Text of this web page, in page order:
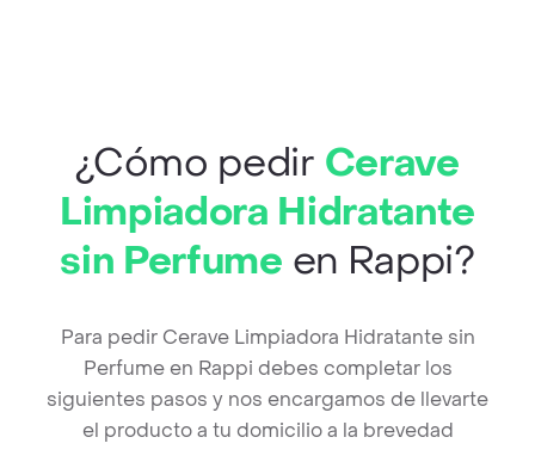
¿Cómo pedir Cerave
Limpiadora Hidratante
sin Perfume en Rappi?
Para pedir Cerave Limpiadora Hidratante sin
Perfume en Rappi debes completar los
siguientes pasos y nos encargamos de llevarte
el producto a tu domicilio a la brevedad